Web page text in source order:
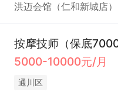
洪迈会馆（仁和新城店）
按摩技师（保底
5000-10000元/月
通川区